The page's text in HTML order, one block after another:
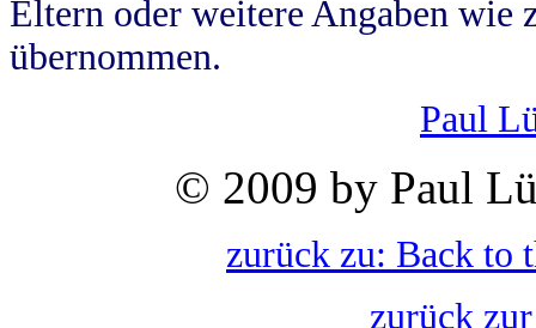
Eltern oder weitere Angaben wie
übernommen.
Paul
© 2009 by Paul
zurück zu: Back to
zurück